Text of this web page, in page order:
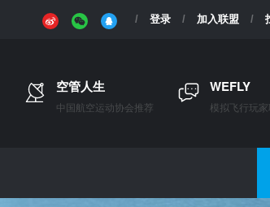
登录 加入联盟
空管人生
中国航空运动协会推荐
WEFLY
模拟飞行玩